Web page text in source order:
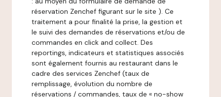
réservation Zenchef figurant sur le site ). Ce
traitement a pour finalité la prise, la gestion et
le suivi des demandes de réservations et/ou de
commandes en click and collect. Des
reportings, indicateurs et statistiques associés
sont également fournis au restaurant dans le
cadre des services Zenchef (taux de
remplissage, évolution du nombre de
réservations / commandes, taux de « no-show